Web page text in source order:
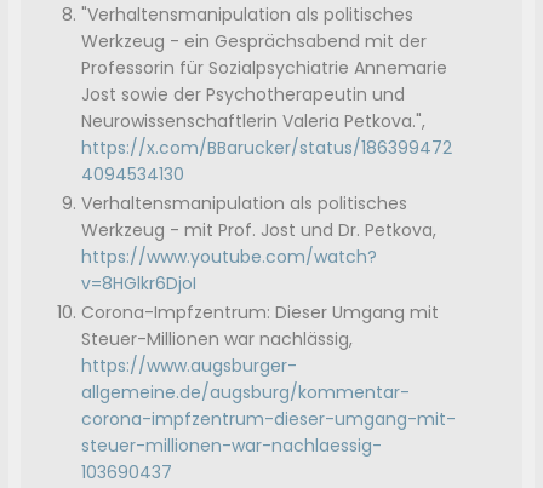
"Verhaltensmanipulation als politisches
Werkzeug - ein Gesprächsabend mit der
Professorin für Sozialpsychiatrie Annemarie
Jost sowie der Psychotherapeutin und
Neurowissenschaftlerin Valeria Petkova.",
https://x.com/BBarucker/status/186399472
4094534130
Verhaltensmanipulation als politisches
Werkzeug - mit Prof. Jost und Dr. Petkova,
https://www.youtube.com/watch?
v=8HGlkr6DjoI
Corona-Impfzentrum: Dieser Umgang mit
Steuer-Millionen war nachlässig,
https://www.augsburger-
allgemeine.de/augsburg/kommentar-
corona-impfzentrum-dieser-umgang-mit-
steuer-millionen-war-nachlaessig-
103690437